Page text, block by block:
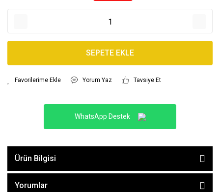
SEPETE EKLE
Yorum Yaz Tavsiye Et
WhatsApp Destek
Ürün Bilgisi
Yorumlar